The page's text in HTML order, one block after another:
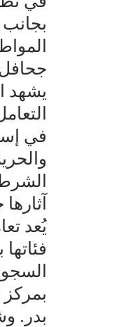
جحافل
يشهد
في
يُعد
بمركز
بدر.